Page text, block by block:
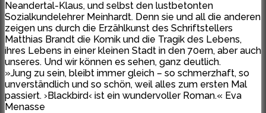
Neandertal-Klaus, und selbst den lustbetonten
Sozialkundelehrer Meinhardt. Denn sie und all die anderen
zeigen uns durch die Erzählkunst des Schriftstellers
Matthias Brandt die Komik und die Tragik des Lebens,
ihres Lebens in einer kleinen Stadt in den 70ern, aber auch
unseres. Und wir können es sehen, ganz deutlich.
»Jung zu sein, bleibt immer gleich – so schmerzhaft, so
unverständlich und so schön, weil alles zum ersten Mal
passiert. ›Blackbird‹ ist ein wundervoller Roman.« Eva
Menasse